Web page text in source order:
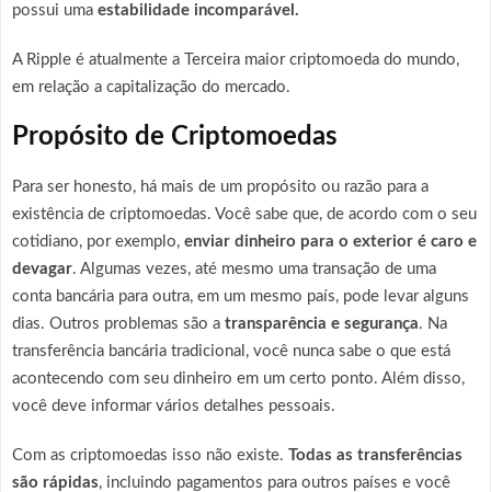
possui uma estabilidade incomparável.
A Ripple é atualmente a Terceira maior criptomoeda do mundo,
em relação a capitalização do mercado.
Propósito de Criptomoedas
Para ser honesto, há mais de um propósito ou razão para a
existência de criptomoedas. Você sabe que, de acordo com o seu
cotidiano, por exemplo, enviar dinheiro para o exterior é caro e
devagar. Algumas vezes, até mesmo uma transação de uma
conta bancária para outra, em um mesmo país, pode levar alguns
dias. Outros problemas são a transparência e segurança. Na
transferência bancária tradicional, você nunca sabe o que está
acontecendo com seu dinheiro em um certo ponto. Além disso,
você deve informar vários detalhes pessoais.
Com as criptomoedas isso não existe. Todas as transferências
são rápidas, incluindo pagamentos para outros países e você